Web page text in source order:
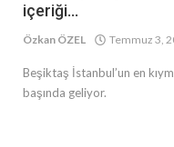
içeriği...
Özkan ÖZEL Temmuz 3,
Beşiktaş İstanbul’un en
başında geliyor.